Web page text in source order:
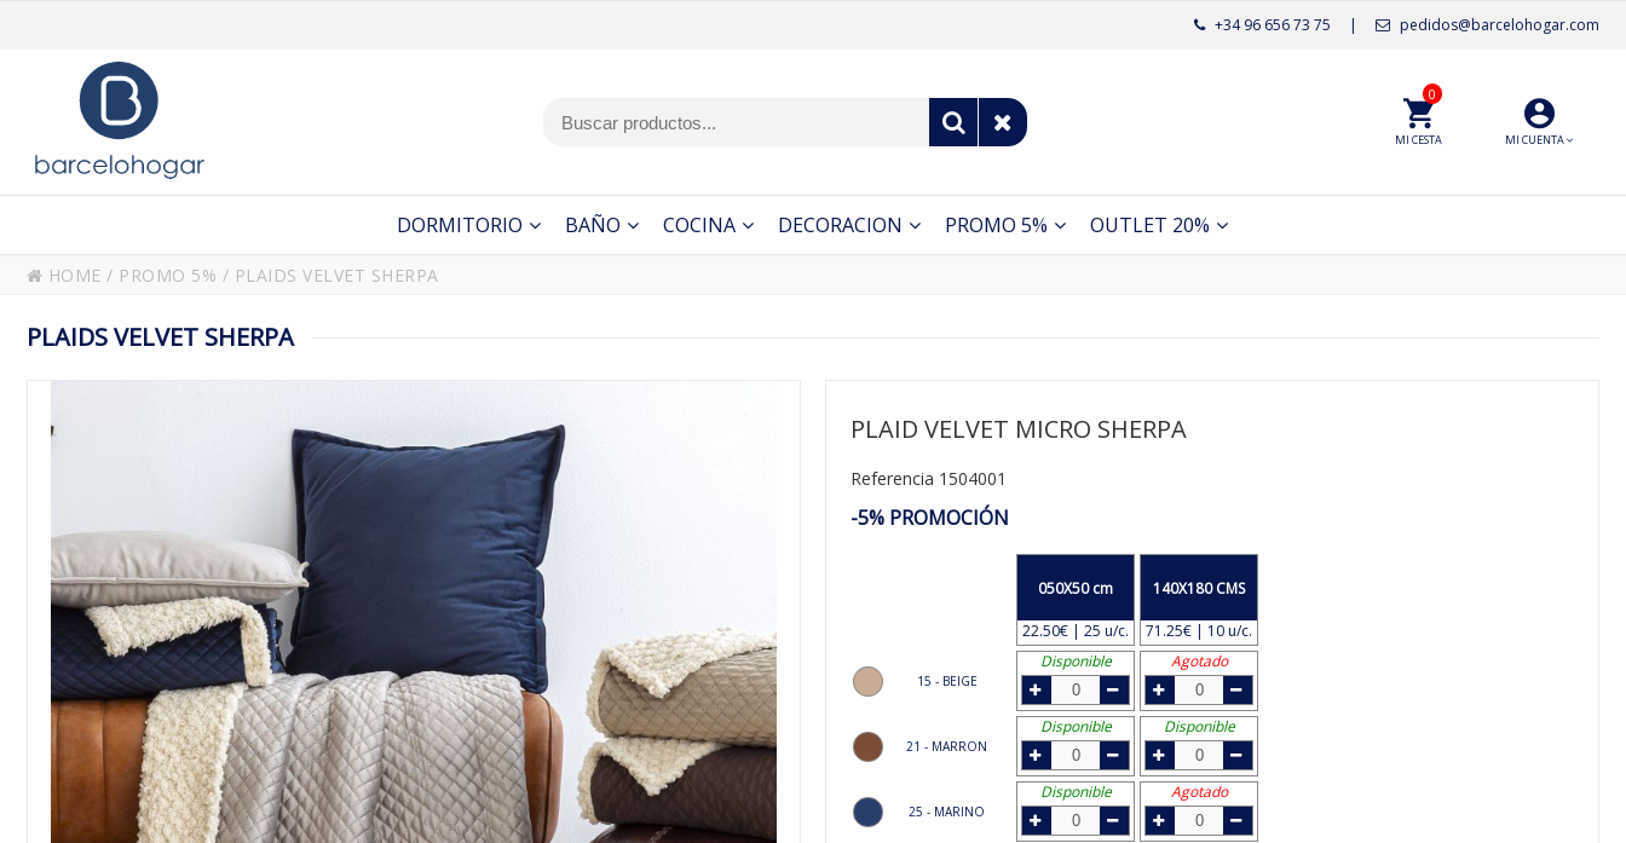
pedidos@barcelohogar.com
|
+34 96 656 73 75
MI CUENTA
MI CESTA
0
DORMITORIO BAÑO COCINA DECORACION PROMO 5% OUTLET 20%
HOME / PROMO 5% / PLAIDS VELVET SHERPA
PLAIDS VELVET SHERPA
PLAID VELVET MICRO SHERPA
Referencia 1504001
-5% PROMOCIÓN
15 - BEIGE
21 - MARRON
25 - MARINO
050X50 cm
22.50€ | 25 u/c.
140X180 CMS
71.25€ | 10 u/c.
Disponible
Agotado
Disponible Disponible
Disponible Agotado